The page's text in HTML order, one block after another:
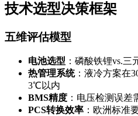
技术选型决策框架
五维评估模型
电池选型 ：磷酸铁锂vs.
热管理系统：液冷方案在
3℃以内
BMS精度 ：电压检测误差
PCS转换效率 ：欧洲标准